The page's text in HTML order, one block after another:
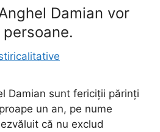
Damian vor
Damian sunt fericiții părinți
un an, pe nume
că nu exclud